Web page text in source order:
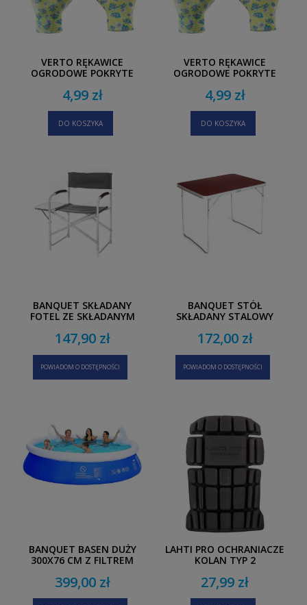
VERTO RĘKAWICE
OGRODOWE POKRYTE
KWIATKI
4,99 zł
DO KOSZYKA
VERTO RĘKAWICE
OGRODOWE POKRYTE
KWIATKI
4,99 zł
DO KOSZYKA
BANQUET SKŁADANY
FOTEL ZE SKŁADANYM
CM
147,90 zł
POWIADOM O DOSTĘPNOŚCI
BANQUET STÓŁ
SKŁADANY STALOWY
172,00 zł
POWIADOM O DOSTĘPNOŚCI
BANQUET BASEN DUŻY
300X76 CM Z FILTREM
399,00 zł
LAHTI PRO OCHRANIACZE
KOLAN TYP 2
27,99 zł